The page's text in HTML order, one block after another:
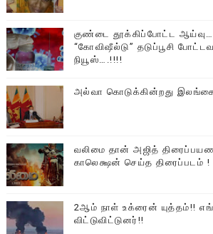
குண்டை தூக்கிப்போட்ட
“கோவிஷீல்டு” தடுப்பூசி
நியூஸ்….!!!!
அல்வா கொடுக்கின்றது
வலிமை தான் அஜித்
காலெக்ஷன் செய்த திரைப்படம் !
2ஆம் நாள் உக்ரைன் யுத்தம்!!
விட்டுவிட்டுனர்!!